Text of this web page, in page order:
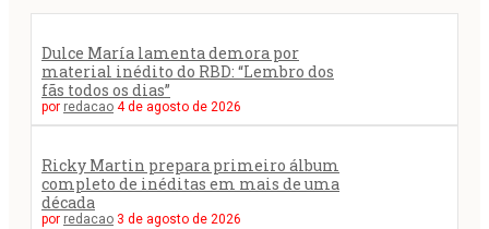
Dulce María lamenta demora por
material inédito do RBD: “Lembro dos
fãs todos os dias”
por redacao 4 de agosto de 2026
Ricky Martin prepara primeiro álbum
completo de inéditas em mais de uma
década
por redacao 3 de agosto de 2026